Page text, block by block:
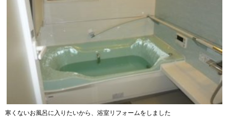
寒くないお風呂に入りたいから、浴室リフォームをしました